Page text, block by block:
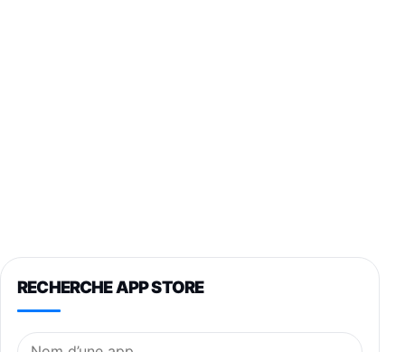
RECHERCHE APP STORE
Nom de l’application